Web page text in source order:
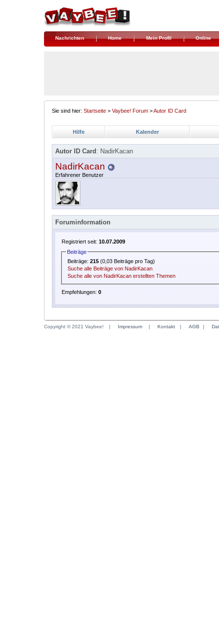
Nachrichten Home Mein Profil Online
Sie sind hier: Startseite > Vaybee! Forum >Autor ID Card
Hilfe Kalender
Autor ID Card : NadirKacan
NadirKacan
Erfahrener Benutzer
Foruminformation
Registriert seit: 10.07.2009
Beiträge
Beiträge:215 (0,03 Beiträge pro Tag)
Suche alle Beiträge von NadirKacan
Suche alle von NadirKacan erstellten Themen
Empfehlungen: 0
Copyright © 2021 Vaybee! | Impressum | Kontakt | AGB |